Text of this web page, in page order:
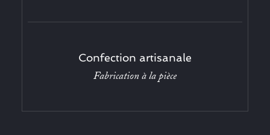
Confection artisanale
Fabrication à la pièce